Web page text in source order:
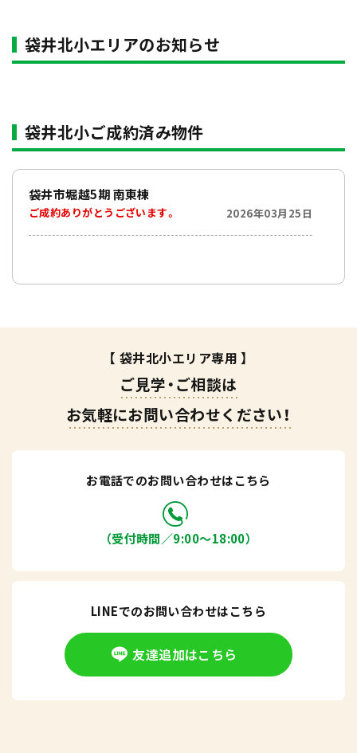
袋井北小エリアのお知らせ
袋井北小ご成約済み物件
袋井市堀越5期 南東棟
ご成約ありがとうございます。 2026年03月25日
【 袋井北小エリア専用 】
ご見学・ご相談は
お気軽にお問い合わせください！
お電話でのお問い合わせはこちら
（受付時間／9:00〜18:00）
LINEでのお問い合わせはこちら
友達追加はこちら